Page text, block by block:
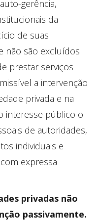
gerência,
da
de suas
não são excluídos
prestar serviços
a intervenção
privada e na
interesse público o
de autoridades,
individuais e
expressa
privadas não
passivamente.